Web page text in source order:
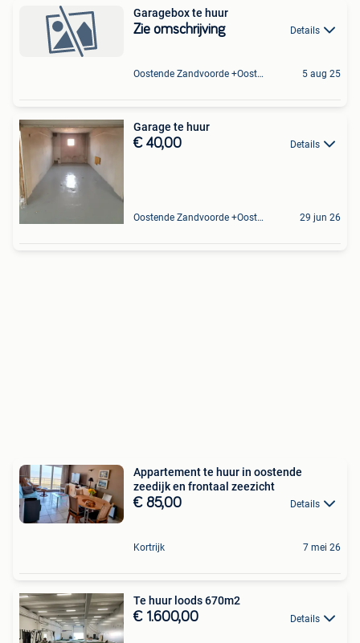
Garagebox te huur
Zie omschrijving Details
Oostende Zandvoorde +Oostende 5 aug 25
Garage te huur
€ 40,00 Details
Oostende Zandvoorde +Oostende 29 jun 26
Appartement te huur in oostende
zeedijk en frontaal zeezicht
€ 85,00 Details
Kortrijk 7 mei 26
Te huur loods 670m2
€ 1.600,00 Details